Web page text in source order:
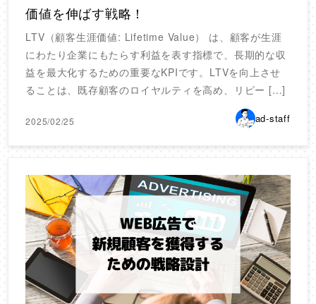
価値を伸ばす戦略！
LTV（顧客生涯価値: Lifetime Value） は、顧客が生涯
にわたり企業にもたらす利益を表す指標で、長期的な収
益を最大化するための重要なKPIです。LTVを向上させ
ることは、既存顧客のロイヤルティを高め、リピー […]
2025/02/25 ad-staff